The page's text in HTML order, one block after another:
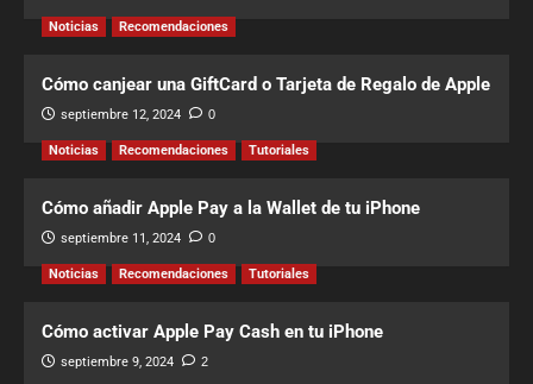
Noticias Recomendaciones
Cómo canjear una GiftCard o Tarjeta de Regalo de Apple
septiembre 12, 2024 0
Noticias Recomendaciones Tutoriales
Cómo añadir Apple Pay a la Wallet de tu iPhone
septiembre 11, 2024 0
Noticias Recomendaciones Tutoriales
Cómo activar Apple Pay Cash en tu iPhone
septiembre 9, 2024 2